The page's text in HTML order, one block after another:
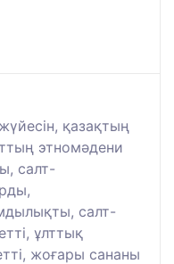
қазақтың
этномәдени
салт-
салт-
ұлттық
жоғары сананы